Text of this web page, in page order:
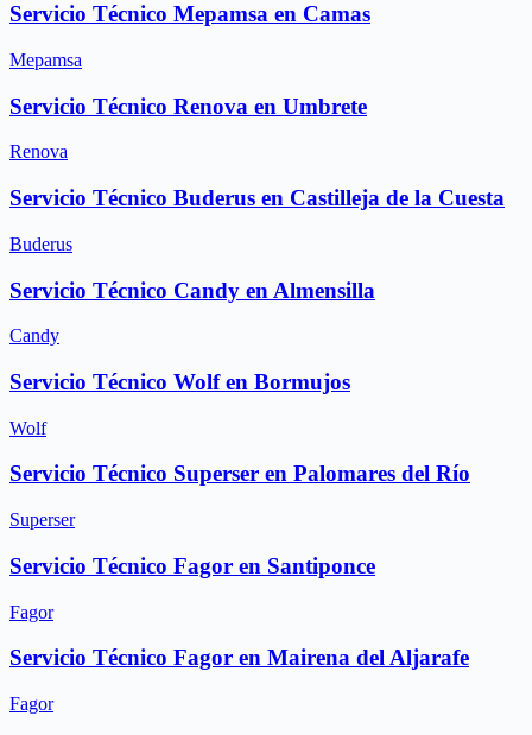
Servicio Técnico Mepamsa en Camas
Mepamsa
Servicio Técnico Renova en Umbrete
Renova
Servicio Técnico Buderus en Castilleja de la Cuesta
Buderus
Servicio Técnico Candy en Almensilla
Candy
Servicio Técnico Wolf en Bormujos
Wolf
Servicio Técnico Superser en Palomares del Río
Superser
Servicio Técnico Fagor en Santiponce
Fagor
Servicio Técnico Fagor en Mairena del Aljarafe
Fagor